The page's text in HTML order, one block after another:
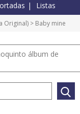
Listas
Original) > Baby mine
álbum de